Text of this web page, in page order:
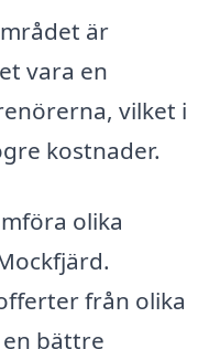
är
vara en
vilket i
kostnader.
olika
från olika
bättre